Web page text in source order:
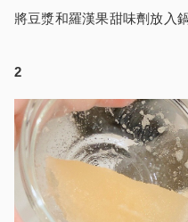
將豆漿和羅漢果甜味劑放入
2